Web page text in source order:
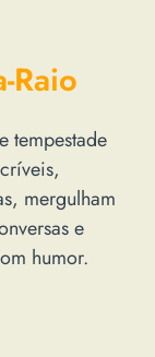
Raio
tempestade
mergulham
e
humor.